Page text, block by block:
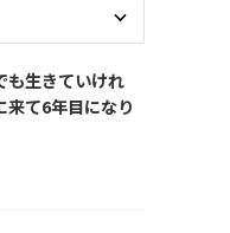
も生きていけれ
来て6年目になり